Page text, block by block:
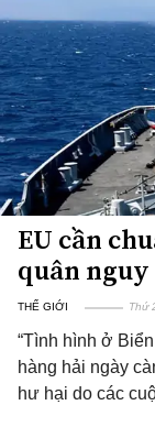
EU cần
quân
THẾ GIỚI Thứ
“Tình hình ở
hàng hải ngày
hư hại do các